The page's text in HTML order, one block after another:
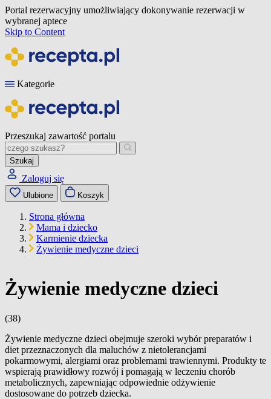
Portal rezerwacyjny umożliwiający dokonywanie rezerwacji w
wybranej aptece
Skip to Content
Kategorie
Przeszukaj zawartość portalu
Szukaj
Zaloguj się
Ulubione Koszyk
Strona główna
Mama i dziecko
Karmienie dziecka
Żywienie medyczne dzieci
Żywienie medyczne dzieci
(38)
Żywienie medyczne dzieci obejmuje szeroki wybór preparatów i
diet przeznaczonych dla maluchów z nietolerancjami
pokarmowymi, alergiami oraz problemami trawiennymi. Produkty te
wspierają prawidłowy rozwój i pomagają w leczeniu chorób
metabolicznych, zapewniając odpowiednie odżywienie
dostosowane do potrzeb dziecka.